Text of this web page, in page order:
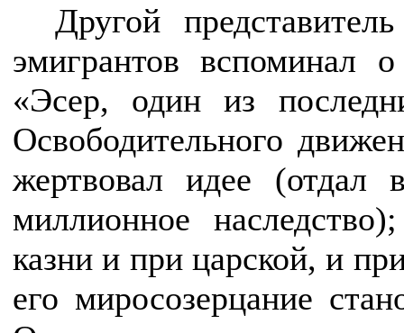
Другой
эмигрантов вспоминал
«Эсер, один из
Освободительного
жертвовал идее (отдал
миллионное
казни и при царской, и
его миросозерцание